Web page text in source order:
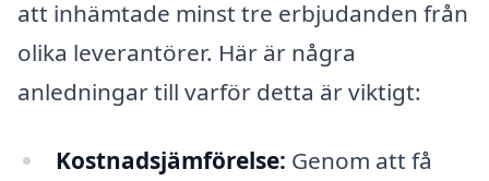
att inhämtade minst tre erbjudanden från
olika leverantörer. Här är några
anledningar till varför detta är viktigt:
Kostnadsjämförelse: Genom att få